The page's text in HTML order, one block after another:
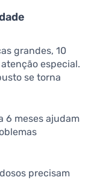
grandes, 10
especial.
se torna
6 meses ajudam
precisam